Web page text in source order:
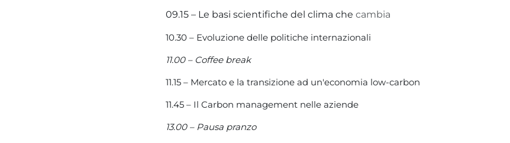
09.15 – Le basi scientifiche del clima che cambia
10.30 – Evoluzione delle politiche internazionali
11.00 – Coffee break
11.15 – Mercato e la transizione ad un'economia low-carbon
11.45 – Il Carbon management nelle aziende
13.00 – Pausa pranzo